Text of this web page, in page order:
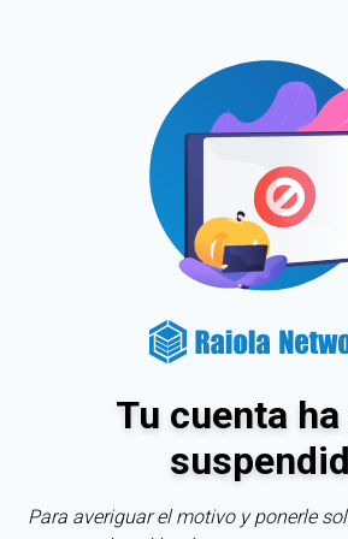
Tu cuenta
Para averiguar el motivo y ponerle